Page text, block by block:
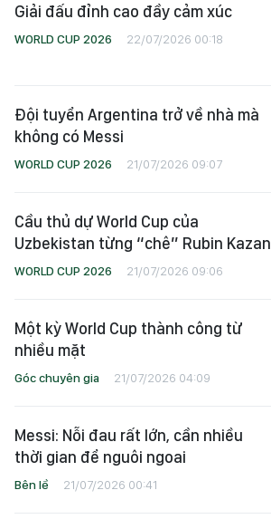
Giải đấu đỉnh cao đầy cảm xúc
WORLD CUP 2026 22/07/2026 00:18
Đội tuyển Argentina trở về nhà mà
không có Messi
WORLD CUP 2026 21/07/2026 09:07
Cầu thủ dự World Cup của
Uzbekistan từng “chê” Rubin Kazan
WORLD CUP 2026 21/07/2026 09:06
Một kỳ World Cup thành công từ
nhiều mặt
Góc chuyên gia 21/07/2026 04:09
Messi: Nỗi đau rất lớn, cần nhiều
thời gian để nguôi ngoai
Bên lề 21/07/2026 00:41